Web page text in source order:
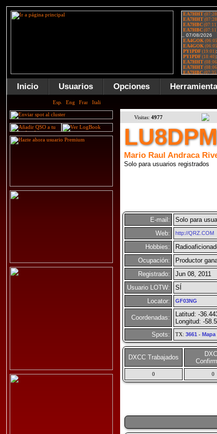
Inicio Usuarios Opciones
Visitas: 4977
LU8DPM
Mario Raul Andraca
Solo para usuarios registrados
E-mail:
Solo para
Web:
http://QRZ.COM
Hobbies:
Ocupación:
Productor
Registrado:
Jun 08, 2011
Usuario LOTW:
SÍ
Locator:
GF03NG
Coordenadas:
Latitud: -
Longitud: -
Spots:
TX: 3661 - Mapa
DXCC Trabajados
0 0